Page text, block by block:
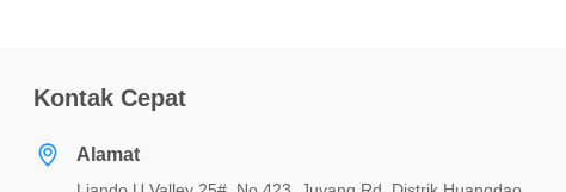
Kontak Cepat
Alamat